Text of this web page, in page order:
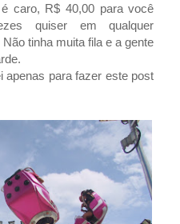
caro, R$ 40,00 para você
quiser em qualquer
tinha muita fila e a gente
apenas para fazer este post